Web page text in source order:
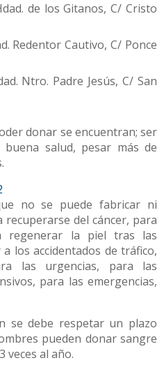
de los Gitanos, C/ Cristo
Redentor Cautivo, C/ Ponce
Ntro. Padre Jesús, C/ San
donar se encuentran; ser
salud, pesar más de
no se puede fabricar ni
recuperarse del cáncer, para
regenerar la piel tras las
los accidentados de tráfico,
las urgencias, para las
para las emergencias,
se debe respetar un plazo
pueden donar sangre
veces al año.